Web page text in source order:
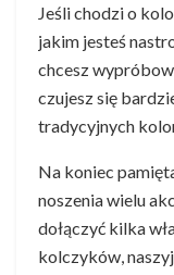
Jeśli chodzi o
jakim jesteś
chcesz
czujesz się
tradycyjnych
Na koniec
noszenia wielu
dołączyć kilka
kolczyków,